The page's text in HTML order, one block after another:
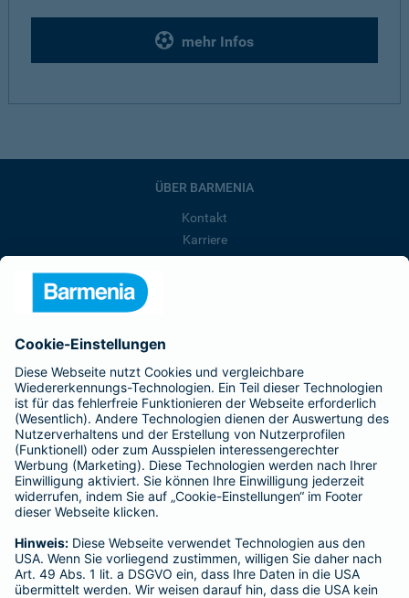
mehr Infos
ÜBER BARMENIA
Kontakt
Karriere
Barmenia ist Teil der BarmeniaGothaer
BELIEBTE SEITEN
Kranken-Zusatzversicherung
Tierversicherungen
Haftpflichtversicherung
Hausratversicherung
Adresse ändern
Schaden melden